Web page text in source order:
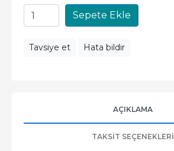
Sepete Ekle
Tavsiye et Hata bildir
AÇIKLAMA
TAKSIT SEÇENEKLERI